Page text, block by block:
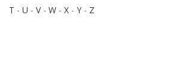
T - U - V- W - X - Y - Z